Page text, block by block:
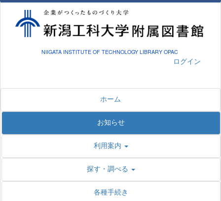
NIIGATA INSTITUTE OF TECHNOLOGY LIBRARY OPAC
ログイン
ホーム
お知らせ
利用案内
探す・調べる
各種手続き